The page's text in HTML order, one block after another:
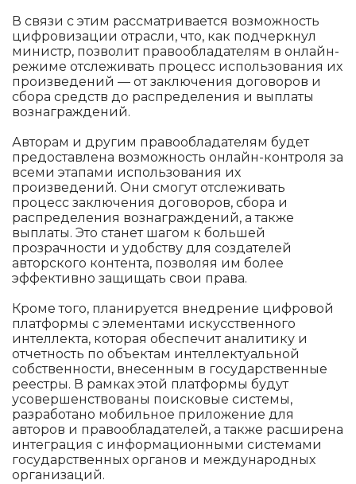
В связи с этим рассматривается возможность
цифровизации отрасли, что, как подчеркнул
министр, позволит правообладателям в онлайн-
режиме отслеживать процесс использования их
произведений — от заключения договоров и
сбора средств до распределения и выплаты
вознаграждений.
Авторам и другим правообладателям будет
предоставлена возможность онлайн-контроля за
всеми этапами использования их
произведений. Они смогут отслеживать
процесс заключения договоров, сбора и
распределения вознаграждений, а также
выплаты. Это станет шагом к большей
прозрачности и удобству для создателей
авторского контента, позволяя им более
эффективно защищать свои права.
Кроме того, планируется внедрение цифровой
платформы с элементами искусственного
интеллекта, которая обеспечит аналитику и
отчетность по объектам интеллектуальной
собственности, внесенным в государственные
реестры. В рамках этой платформы будут
усовершенствованы поисковые системы,
разработано мобильное приложение для
авторов и правообладателей, а также расширена
интеграция с информационными системами
государственных органов и международных
организаций.